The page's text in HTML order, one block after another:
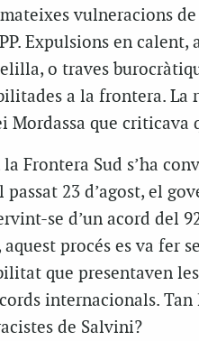
vulneracions
Expulsions en
o traves
a la frontera. La
Mordassa que criticava
la Frontera Sud s’ha
23 d’agost, el
se d’un acord del
procés es va fer
que presentaven
internacionals.
de Salvini?